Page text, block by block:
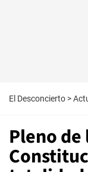
El Desconcierto >
Pleno